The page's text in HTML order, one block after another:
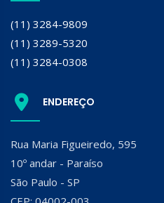
(11) 3284-9809
(11) 3289-5320
(11) 3284-0308
ENDEREÇO
Rua Maria Figueiredo, 595
10º andar - Paraíso
São Paulo - SP